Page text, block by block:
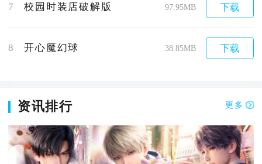
7 校园时装店破解版 97.95MB 下载
8 开心魔幻球 38.85MB 下载
资讯排行 更多